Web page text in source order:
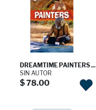
DREAMTIME PAINTERS ...
SIN AUTOR
$ 78.00